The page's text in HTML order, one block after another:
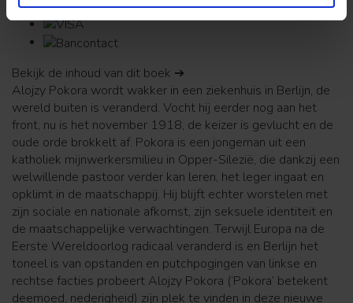
Bekijk de inhoud van dit boek ➔
Alojzy Pokora wordt wakker in een ziekenhuis in Berlijn, de
wereld buiten is veranderd. Vocht hij eerder nog aan het
front, nu is het november 1918, de keizer is gevlucht en de
oude orde brokkelt af. Pokora is een jongeman uit een
katholiek mijnwerkersmilieu in Opper-Silezië, die dankzij een
welwillende pastoor verder kan leren, het leger ingaat en
opklimt in de maatschappij. Hij blijft echter worstelen met
zijn sociale en nationale afkomst, zijn seksuele identiteit en
de maatschappelijke verwachtingen. Terwijl Europa na de
Eerste Wereldoorlog radicaal veranderd is en Berlijn het
toneel is van opstanden en putchpogingen van linkse en
rechtse facties probeert Alojzy Pokora (‘Pokora’ betekent
deemoed, nederigheid) zijn plek te vinden in deze nieuwe